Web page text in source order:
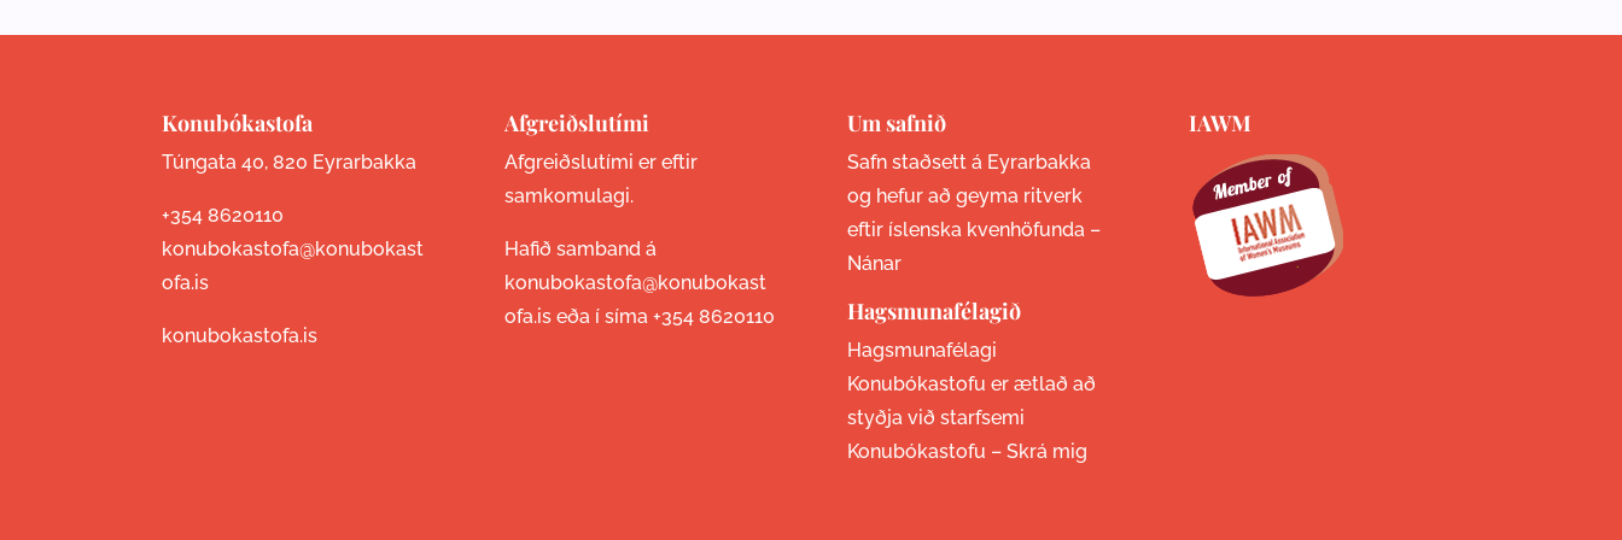
Konubókastofa
Túngata 40, 820 Eyrarbakka
+354 8620110
konubokastofa@konubokast
ofa.is
konubokastofa.is
Afgreiðslutími
Afgreiðslutími er eftir
samkomulagi.
Hafið samband á
konubokastofa@konubokast
ofa.is eða í síma +354 8620110
Um safnið
Safn staðsett á Eyrarbakka
og hefur að geyma ritverk
eftir íslenska kvenhöfunda –
Nánar
Hagsmunafélagið
Hagsmunafélagi
Konubókastofu er ætlað að
styðja við starfsemi
Konubókastofu – Skrá mig
IAWM